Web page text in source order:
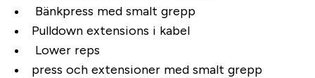
Bänkpress med smalt grepp
Pulldown extensions i kabel
Lower reps
press och extensioner med smalt grepp